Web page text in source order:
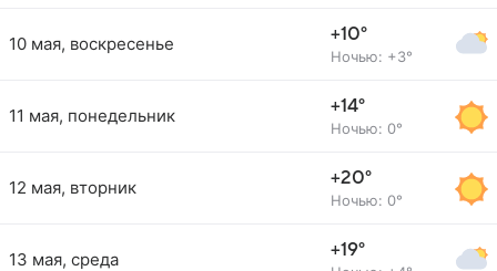
10 мая, воскресенье +10°
Ночью: +3°
11 мая, понедельник +14°
Ночью: 0°
12 мая, вторник +20°
Ночью: 0°
13 мая, среда +19°